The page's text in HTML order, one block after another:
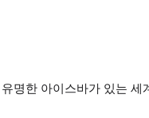
명한 아이스바가 있는